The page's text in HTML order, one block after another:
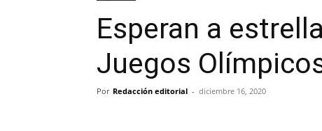
Esperan a
Juegos
Por Redacción editorial - diciembre 16, 2020